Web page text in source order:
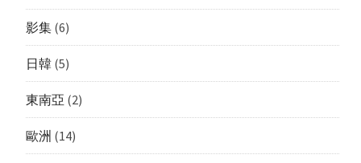
影集(6)
日韓(5)
東南亞 (2)
歐洲 (14)